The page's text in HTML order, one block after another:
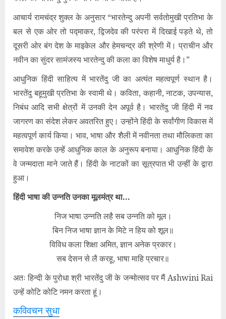
आचार्य रामचंद्र शुक्ल के अनुसार “भारतेन्दु अपनी सर्वतोमुखी प्रतिभा के
बल से एक ओर तो पद्माकर, द्विजदेव की परंपरा में दिखाई पड़ते थे, तो
दूसरी ओर बंग देश के माइकेल और हेमचन्द्र की श्रेणी में। प्राचीन और
नवीन का सुंदर सामंजस्य भारतेन्दु की कला का विशेष माधुर्य है।”
आधुनिक हिंदी साहित्य में भारतेंदु जी का अत्यंत महत्वपूर्ण स्थान है।
भारतेंदु बहूमुखी प्रतिभा के स्वामी थे। कविता, कहानी, नाटक, उपन्यास,
निबंध आदि सभी क्षेत्रों में उनकी देन अपूर्व है। भारतेंदु जी हिंदी में नव
जागरण का संदेश लेकर अवतरित हुए। उन्होंने हिंदी के सर्वांगीण विकास में
महत्वपूर्ण कार्य किया। भाव, भाषा और शैली में नवीनता तथा मौलिकता का
समावेश करके उन्हें आधुनिक काल के अनुरूप बनाया। आधुनिक हिंदी के
वे जन्मदाता माने जाते हैं। हिंदी के नाटकों का सूत्रपात भी उन्हीं के द्वारा
हुआ।
हिंदी भाषा की उन्नति उनका मूलमंत्र था…
निज भाषा उन्नति लहै सब उन्नति को मूल।
बिन निज भाषा ज्ञान के मिटे न हिय को शूल॥
विविध कला शिक्षा अमित, ज्ञान अनेक प्रकार।
सब देसन से लै करहू, भाषा माहि प्रचार॥
अतः हिन्दी के पुरोधा श्री भारतेंदु जी के जन्मोत्सव पर मैं Ashwini Rai
उन्हें कोटि कोटि नमन करता हूं।
कविवचन सुधा